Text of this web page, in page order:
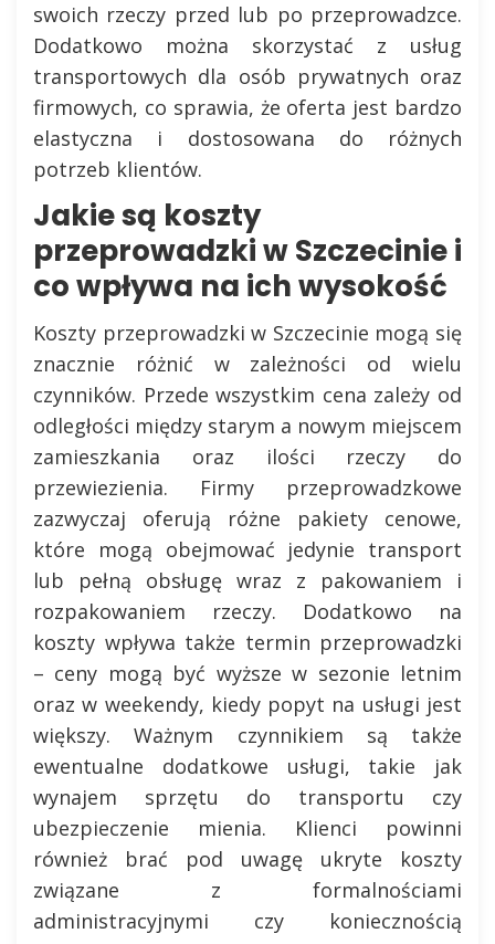
swoich rzeczy przed lub po przeprowadzce.
Dodatkowo można skorzystać z usług
transportowych dla osób prywatnych oraz
firmowych, co sprawia, że oferta jest bardzo
elastyczna i dostosowana do różnych
potrzeb klientów.
Jakie są koszty
przeprowadzki w Szczecinie i
co wpływa na ich wysokość
Koszty przeprowadzki w Szczecinie mogą się
znacznie różnić w zależności od wielu
czynników. Przede wszystkim cena zależy od
odległości między starym a nowym miejscem
zamieszkania oraz ilości rzeczy do
przewiezienia. Firmy przeprowadzkowe
zazwyczaj oferują różne pakiety cenowe,
które mogą obejmować jedynie transport
lub pełną obsługę wraz z pakowaniem i
rozpakowaniem rzeczy. Dodatkowo na
koszty wpływa także termin przeprowadzki
– ceny mogą być wyższe w sezonie letnim
oraz w weekendy, kiedy popyt na usługi jest
większy. Ważnym czynnikiem są także
ewentualne dodatkowe usługi, takie jak
wynajem sprzętu do transportu czy
ubezpieczenie mienia. Klienci powinni
również brać pod uwagę ukryte koszty
związane z formalnościami
administracyjnymi czy koniecznością